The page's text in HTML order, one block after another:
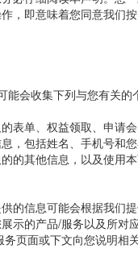
，即意味着您同意我们
能会收集下列与您有关的
表单、权益领取、申请
，包括姓名、手机号和
的其他信息，以及使用
的信息可能会根据我们
示的产品/服务以及所对
页面或下文向您说明相